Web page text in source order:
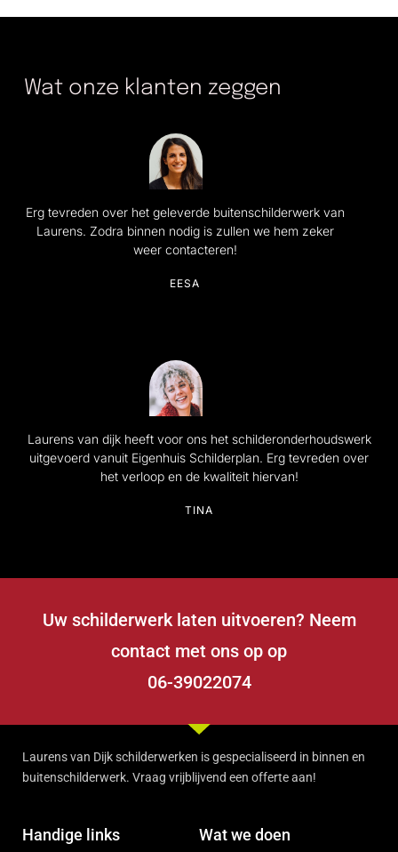
Wat onze klanten zeggen
Erg tevreden over het geleverde buitenschilderwerk van
Laurens. Zodra binnen nodig is zullen we hem zeker
weer contacteren!
EESA
Laurens van dijk heeft voor ons het schilderonderhoudswerk
uitgevoerd vanuit Eigenhuis Schilderplan. Erg tevreden over
het verloop en de kwaliteit hiervan!
TINA
Uw schilderwerk laten uitvoeren? Neem
contact met ons op op
06-39022074
Laurens van Dijk schilderwerken is gespecialiseerd in binnen en
buitenschilderwerk. Vraag vrijblijvend een offerte aan!
Handige links Wat we doen